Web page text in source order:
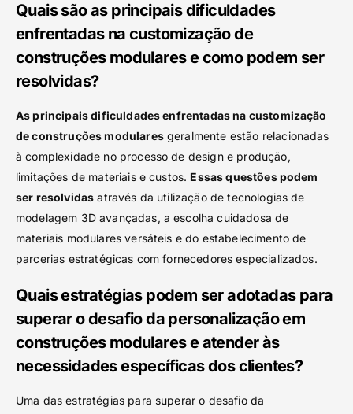
Quais são as principais dificuldades
enfrentadas na customização de
construções modulares e como podem ser
resolvidas?
As principais dificuldades enfrentadas na customização
de construções modularesgeralmente estão relacionadas
à complexidade no processo de design e produção,
limitações de materiais e custos. Essas questões podem
ser resolvidas através da utilização de tecnologias de
modelagem 3D avançadas, a escolha cuidadosa de
materiais modulares versáteis e do estabelecimento de
parcerias estratégicas com fornecedores especializados.
Quais estratégias podem ser adotadas para
superar o desafio da personalização em
construções modulares e atender às
necessidades específicas dos clientes?
Uma das estratégias para superar o desafio da